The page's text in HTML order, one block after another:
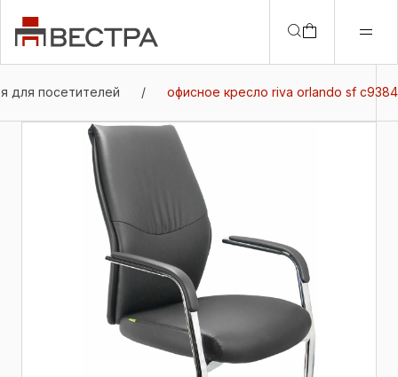
для посетителей / офисное кресло riva orlando sf с9384